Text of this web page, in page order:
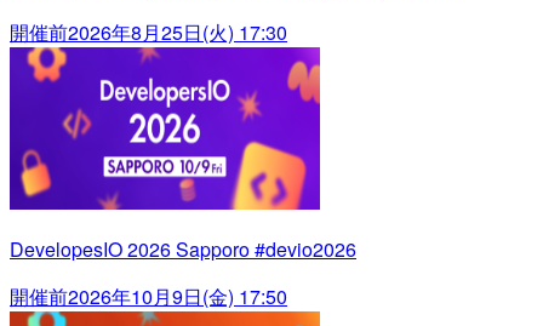
開催前2026年8月25日(火) 17:30
DevelopesIO 2026 Sapporo #devio2026
開催前2026年10月9日(金) 17:50